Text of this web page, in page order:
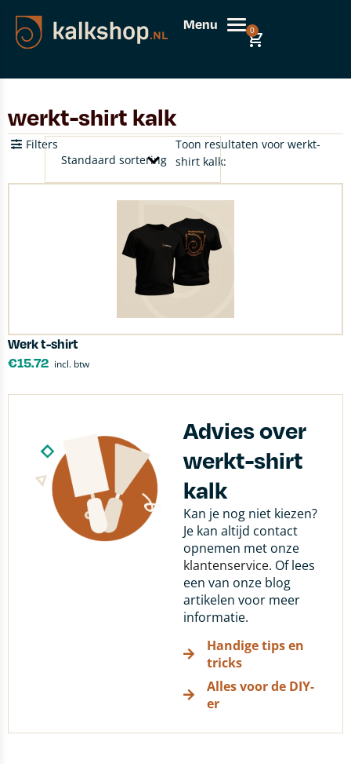
Menu 0
werkt-shirt kalk
Toon resultaten voor werkt-
shirt kalk:
Filters
Werk t-shirt
€15.72 incl. btw
Advies over
werkt-shirt
kalk
Kan je nog niet kiezen?
Je kan altijd contact
opnemen met onze
klantenservice. Of lees
een van onze blog
artikelen voor meer
informatie.
Handige tips en
tricks
Alles voor de DIY-
er